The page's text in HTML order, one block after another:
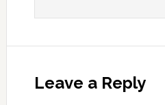
Leave a Reply